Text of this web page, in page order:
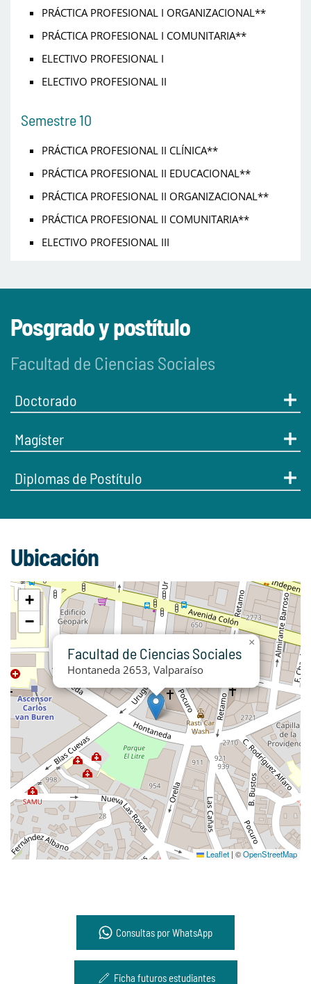
PRÁCTICA PROFESIONAL I ORGANIZACIONAL**
PRÁCTICA PROFESIONAL I COMUNITARIA**
ELECTIVO PROFESIONAL I
ELECTIVO PROFESIONAL II
Semestre 10
PRÁCTICA PROFESIONAL II CLÍNICA**
PRÁCTICA PROFESIONAL II EDUCACIONAL**
PRÁCTICA PROFESIONAL II ORGANIZACIONAL**
PRÁCTICA PROFESIONAL II COMUNITARIA**
ELECTIVO PROFESIONAL III
Posgrado y postítulo
Facultad de Ciencias Sociales
Doctorado
Magíster
Diplomas de Postítulo
Ubicación
Facultad de Ciencias Sociales
Hontaneda 2653, Valparaíso
×
+
−
Leaflet | ©OpenStreetMap
Consultas por WhatsApp
Ficha futuros estudiantes